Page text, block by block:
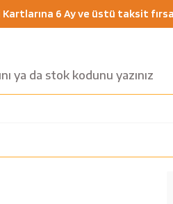
6 Ay ve üstü taksit